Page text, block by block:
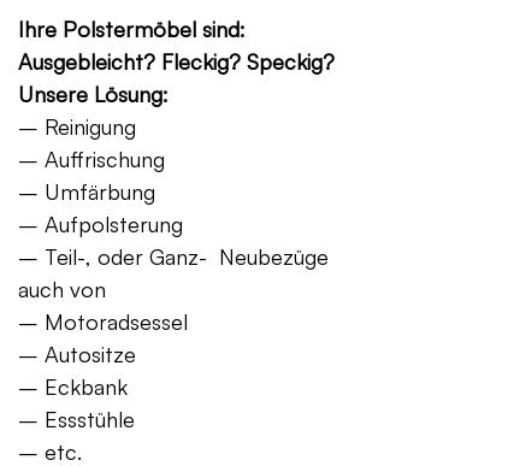
Ihre Polstermöbel sind:
Ausgebleicht? Fleckig? Speckig?
Unsere Lösung:
– Reinigung
– Auffrischung
– Umfärbung
– Aufpolsterung
– Teil-, oder Ganz- Neubezüge
auch von
– Motoradsessel
– Autositze
– Eckbank
– Essstühle
– etc.